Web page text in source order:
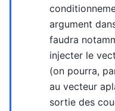
argument
faudra
injecter le
(on pourra,
au vecteur
sortie des